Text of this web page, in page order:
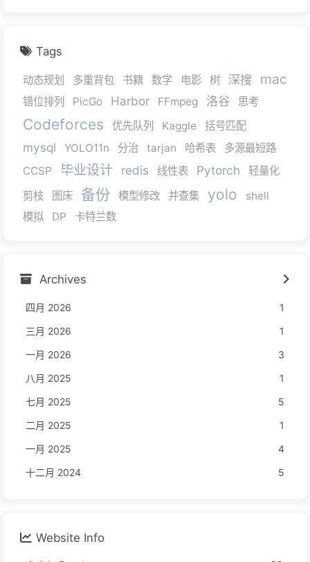
Tags
动态规划 多重背包 书籍 数学 电影 树 深搜 mac
错位排列 PicGo Harbor FFmpeg 洛谷 思考
Codeforces 优先队列 Kaggle 括号匹配
mysql YOLO11n 分治 tarjan 哈希表
多源最短路
CCSP
毕业设计 redis 线性表 Pytorch
轻量化
剪枝
图床 备份 模型修改 并查集 yolo
shell
模拟
DP 卡特兰数
Archives
四月 2026
1
三月 2026
1
一月 2026
3
八月 2025
1
七月 2025
5
二月 2025
1
一月 2025
4
十二月 2024
5
Website Info